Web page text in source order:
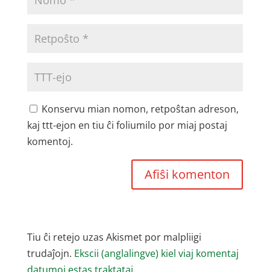
Konservu mian nomon, retpoŝtan adreson,
kaj ttt-ejon en tiu ĉi foliumilo por miaj postaj
komentoj.
Tiu ĉi retejo uzas Akismet por malpliigi
trudaĵojn. Ekscii (anglalingve) kiel viaj komentaj